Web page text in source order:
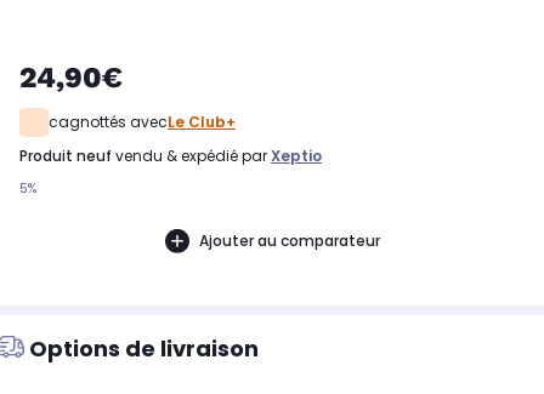
24,90€
cagnottés avecLe Club+
produit neuf vendu & expédié parXeptio
5%
Ajouter au comparateur
Options de livraison